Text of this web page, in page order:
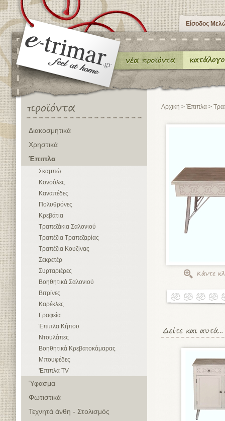
Είσοδος
Διακοσμητικά
Χρηστικά
Έπιπλα
Σκαμπώ
Κονσόλες
Καναπέδες
Πολυθρόνες
Κρεβάτια
Τραπεζάκια Σαλονιού
Τραπέζια Τραπεζαρίας
Τραπέζια Κουζίνας
Σεκρετέρ
Συρταριέρες
Βοηθητικά Σαλονιού
Βιτρίνες
Καρέκλες
Γραφεία
Έπιπλα Κήπου
Ντουλάπες
Βοηθητικά Κρεβατοκάμαρας
Μπουφέδες
'Επιπλα TV
Ύφασμα
Φωτιστικά
Τεχνητά άνθη - Στολισμός
Αρχική > Έπιπλα >